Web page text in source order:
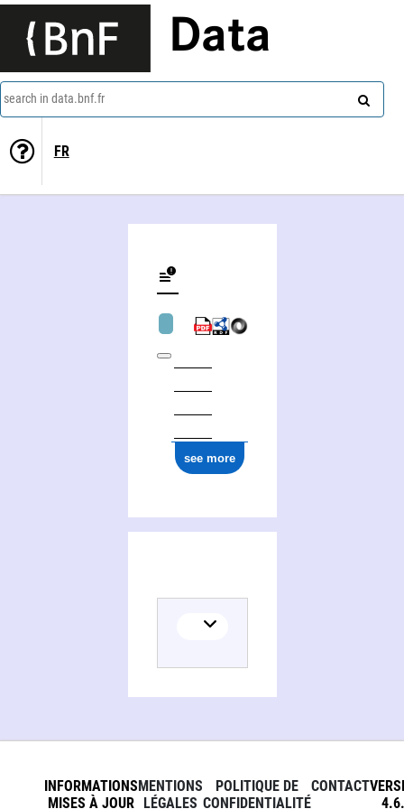
Data
search in data.bnf.fr
FR
see more
INFORMATIONS
MISES À JOUR
MENTIONS
LÉGALES
POLITIQUE DE
CONFIDENTIALITÉ
CONTACT